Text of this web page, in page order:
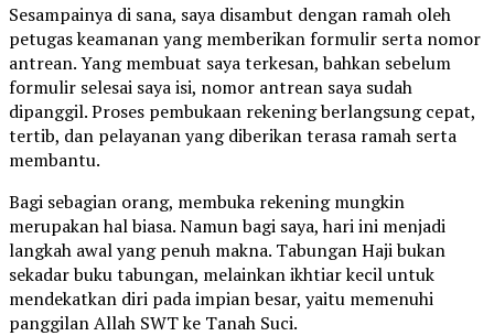
Sesampainya di sana, saya disambut dengan ramah oleh
petugas keamanan yang memberikan formulir serta nomor
antrean. Yang membuat saya terkesan, bahkan sebelum
formulir selesai saya isi, nomor antrean saya sudah
dipanggil. Proses pembukaan rekening berlangsung cepat,
tertib, dan pelayanan yang diberikan terasa ramah serta
membantu.
Bagi sebagian orang, membuka rekening mungkin
merupakan hal biasa. Namun bagi saya, hari ini menjadi
langkah awal yang penuh makna. Tabungan Haji bukan
sekadar buku tabungan, melainkan ikhtiar kecil untuk
mendekatkan diri pada impian besar, yaitu memenuhi
panggilan Allah SWT ke Tanah Suci.